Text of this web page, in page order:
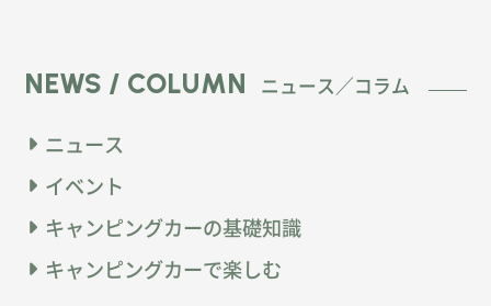
NEWS / COLUMN ニュース／コラム
ニュース
イベント
キャンピングカーの基礎知識
キャンピングカーで楽しむ